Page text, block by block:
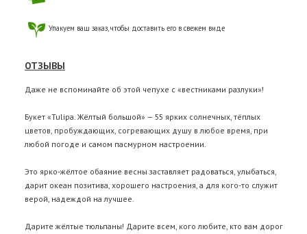
Упакуем ваш заказ, чтобы доставить его в свежем виде
ОТЗЫВЫ
Даже не вспоминайте об этой чепухе с «вестниками разлуки»!
Букет «Tulipa. Жёлтый большой» — 55 ярких солнечных, тёплых
цветов, пробуждающих, согревающих душу в любое время, при
любой погоде и самом пасмурном настроении.
Это ярко-жёлтое обаяние весны заставляет радоваться, улыбаться,
дарит океан позитива, хорошего настроения, а для кого-то служит
верой, надеждой на лучшее.
Дарите жёлтые тюльпаны! Дарите всем, кого любите, кто вам дорог